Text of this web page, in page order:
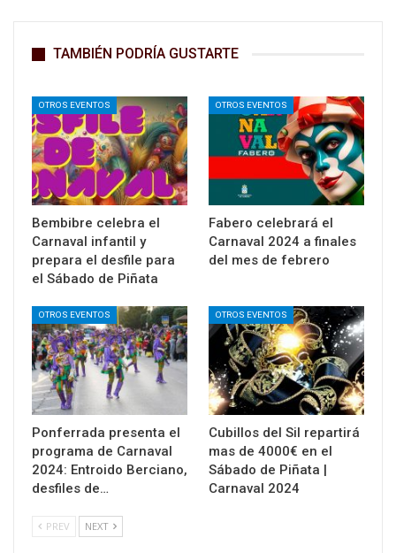
TAMBIÉN PODRÍA GUSTARTE
OTROS EVENTOS
Bembibre celebra el
Carnaval infantil y
prepara el desfile para
el Sábado de Piñata
OTROS EVENTOS
Fabero celebrará el
Carnaval 2024 a finales
del mes de febrero
OTROS EVENTOS
Ponferrada presenta el
programa de Carnaval
2024: Entroido Berciano,
desfiles de…
OTROS EVENTOS
Cubillos del Sil repartirá
mas de 4000€ en el
Sábado de Piñata |
Carnaval 2024
PREV NEXT